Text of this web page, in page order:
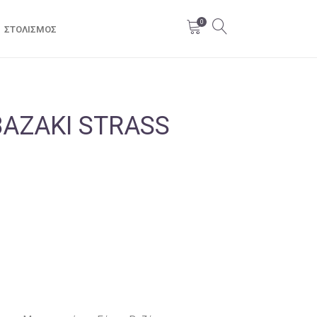
ΣΤΟΛΙΣΜΌΣ
0
STRASS